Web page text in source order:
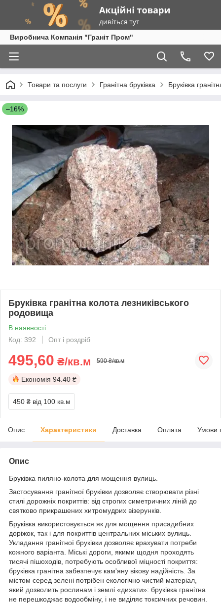
Виробнича Компанія "Граніт Пром"
Товари та послуги Гранітна бруківка Бруківка
–16%
Бруківка гранітна колота лезниківського
родовища
В наявності
Код: 392
Опт і роздріб
495,60 ₴/кв.м 590 ₴/кв.м
Економія 94.40 ₴
450 ₴ від 100 кв.м
Опис Характеристики Доставка Оплата Умови
Опис
Бруківка пиляно-колота для мощення вулиць.
Застосування гранітної бруківки дозволяє створювати різні
стилі дорожніх покриттів: від строгих симетричних ліній до
святково прикрашених хитромудрих візерунків.
Бруківка використовується як для мощення присадибних
доріжок, так і для покриттів центральних міських вулиць.
Укладання гранітної бруківки дозволяє врахувати потреби
кожного варіанта. Міські дороги, якими щодня проходять
тисячі пішоходів, потребують особливої ​​міцності покриття:
бруківка гранітна забезпечує кам'яну вікову надійність. За
містом серед зелені потрібен екологічно чистий матеріал,
який дозволить рослинам і землі «дихати»: бруківка гранітна
не перешкоджає водообміну, і не виділяє токсичних речовин.